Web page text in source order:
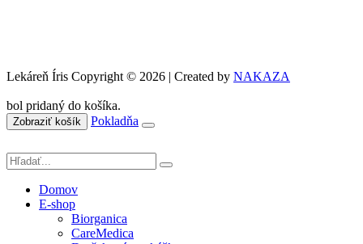
Lekáreň Íris Copyright © 2026 | Created by NAKAZA
bol pridaný do košíka.
Zobraziť košík Pokladňa
Domov
E-shop
Biorganica
CareMedica